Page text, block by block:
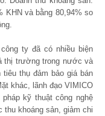
KHN và bằng 80,94% so
ty đã có nhiều biện
thị trường trong nước và
thụ đảm bảo giá bán
khác, lãnh đạo VIMICO
kỹ thuật công nghệ
khoáng sản, giảm chi